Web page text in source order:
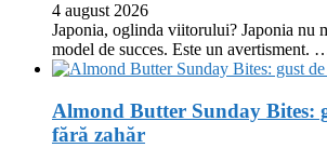
4 august 2026
Japonia, oglinda viitorului? Japonia nu
model de succes. Este un avertisment.
Almond Butter Sunday Bites:
fără zahăr